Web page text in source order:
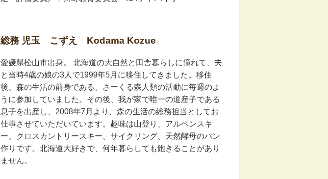
総務 児玉 こずえ Kodama Kozue
愛媛県松山市出身。 北海道の大自然と田舎暮らしに憧れて、夫
と当時4歳の娘の3人で1999年5月に移住してきました。移住
後、森の生活の前身である、さーくる森人類の活動に毎週のよ
うに参加していました。その後、我が家で唯一の道産子である
息子を出産し、2008年7月より、森の生活の総務担当としてお
仕事させていただいています。趣味は山登り、アルペンスキ
ー、クロスカントリースキー、サイクリング、天然酵母のパン
作りです。北海道大好きで、何年暮らしても飽きることがあり
ません。